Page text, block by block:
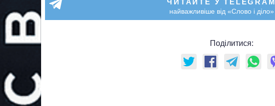
найважливіше від «Слово і діло»
Поділитися: